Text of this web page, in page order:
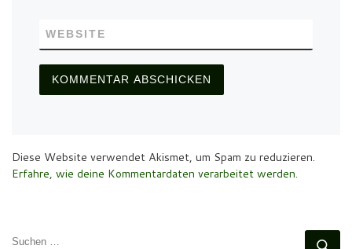
WEBSITE
Diese Website verwendet Akismet, um Spam zu reduzieren.
Erfahre, wie deine Kommentardaten verarbeitet werden.
SUCHE